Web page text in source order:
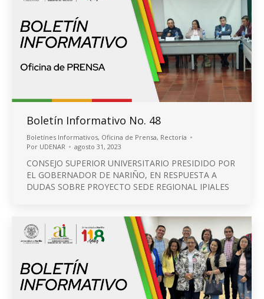
Boletín Informativo No. 48
Boletínes Informativos, Oficina de Prensa, Rectoría
Por UDENAR agosto 31, 2023
CONSEJO SUPERIOR UNIVERSITARIO PRESIDIDO POR
EL GOBERNADOR DE NARIÑO, EN RESPUESTA A
DUDAS SOBRE PROYECTO SEDE REGIONAL IPIALES